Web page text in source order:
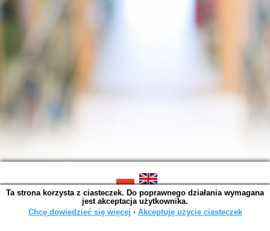
SOWA OPAC v. 6.11.10 (2026-07-24)
Wygenerowano w 0,0014 s.
Ta strona korzysta z ciasteczek. Do poprawnego działania wymagana
jest akceptacja użytkownika.
Chcę dowiedzieć się więcej ∙ Akceptuję użycie ciasteczek